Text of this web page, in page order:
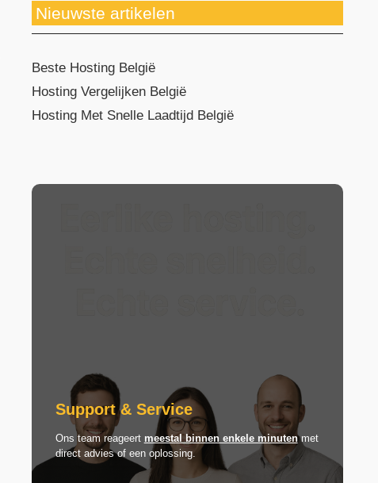
Nieuwste artikelen
Beste Hosting België
Hosting Vergelijken België
Hosting Met Snelle Laadtijd België
Support & Service
Ons team reageert meestal binnen enkele minutenmet
direct advies of een oplossing.